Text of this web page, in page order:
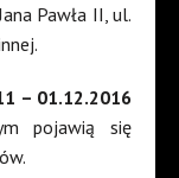
Pawła II, ul.
– 01.12.2016
pojawią się